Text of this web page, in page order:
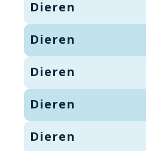
Dieren
Dieren
Dieren
Dieren
Dieren